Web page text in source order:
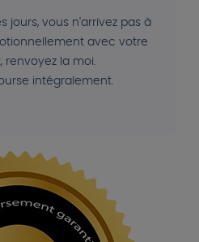
jours, vous n'arrivez pas à
avec votre
renvoyez la moi.
intégralement.